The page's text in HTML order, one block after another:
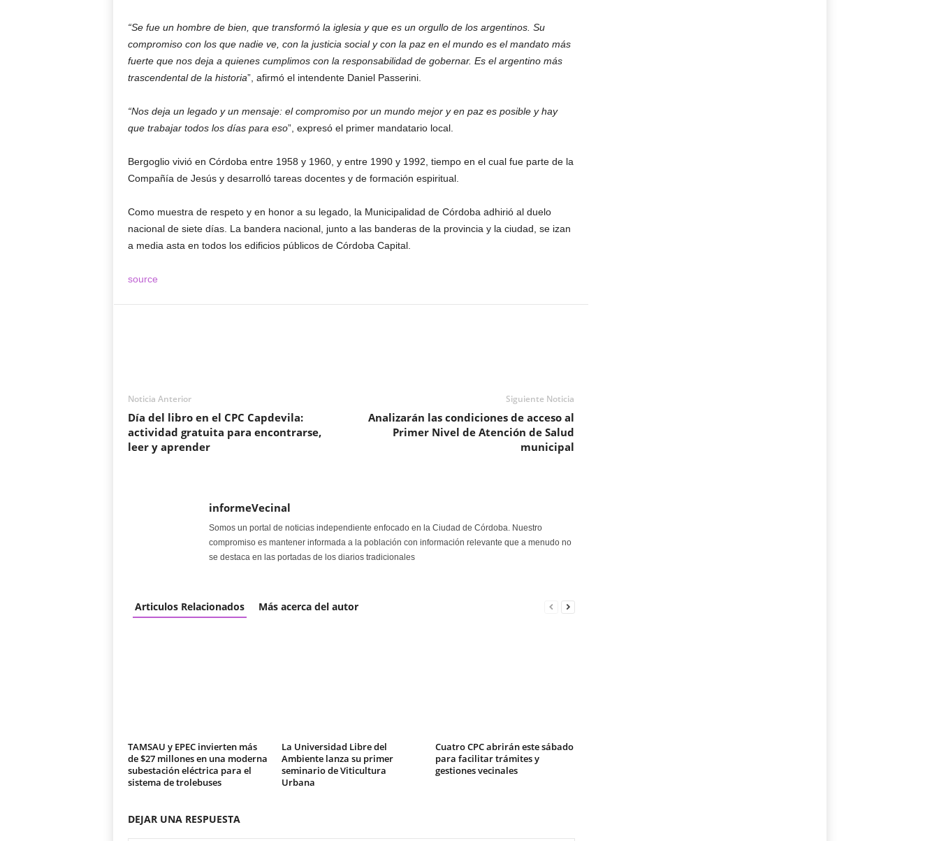
“Se fue un hombre de bien, que transformó la iglesia y que es un orgullo de los argentinos. Su
compromiso con los que nadie ve, con la justicia social y con la paz en el mundo es el mandato más
fuerte que nos deja a quienes cumplimos con la responsabilidad de gobernar. Es el argentino más
trascendental de la historia”, afirmó el intendente Daniel Passerini.
“Nos deja un legado y un mensaje: el compromiso por un mundo mejor y en paz es posible y hay
que trabajar todos los días para eso”, expresó el primer mandatario local.
Bergoglio vivió en Córdoba entre 1958 y 1960, y entre 1990 y 1992, tiempo en el cual fue parte de la
Compañía de Jesús y desarrolló tareas docentes y de formación espiritual.
Como muestra de respeto y en honor a su legado, la Municipalidad de Córdoba adhirió al duelo
nacional de siete días. La bandera nacional, junto a las banderas de la provincia y la ciudad, se izan
a media asta en todos los edificios públicos de Córdoba Capital.
source
Noticia Anterior
Día del libro en el CPC Capdevila:
actividad gratuita para encontrarse,
leer y aprender
Siguiente Noticia
Analizarán las condiciones de acceso al
Primer Nivel de Atención de Salud
municipal
informeVecinal
Somos un portal de noticias independiente enfocado en la Ciudad de Córdoba. Nuestro
compromiso es mantener informada a la población con información relevante que a menudo no
se destaca en las portadas de los diarios tradicionales
Articulos Relacionados Más acerca del autor
TAMSAU y EPEC invierten más
de $27 millones en una moderna
subestación eléctrica para el
sistema de trolebuses
La Universidad Libre del
Ambiente lanza su primer
seminario de Viticultura
Urbana
Cuatro CPC abrirán este sábado
para facilitar trámites y
gestiones vecinales
DEJAR UNA RESPUESTA